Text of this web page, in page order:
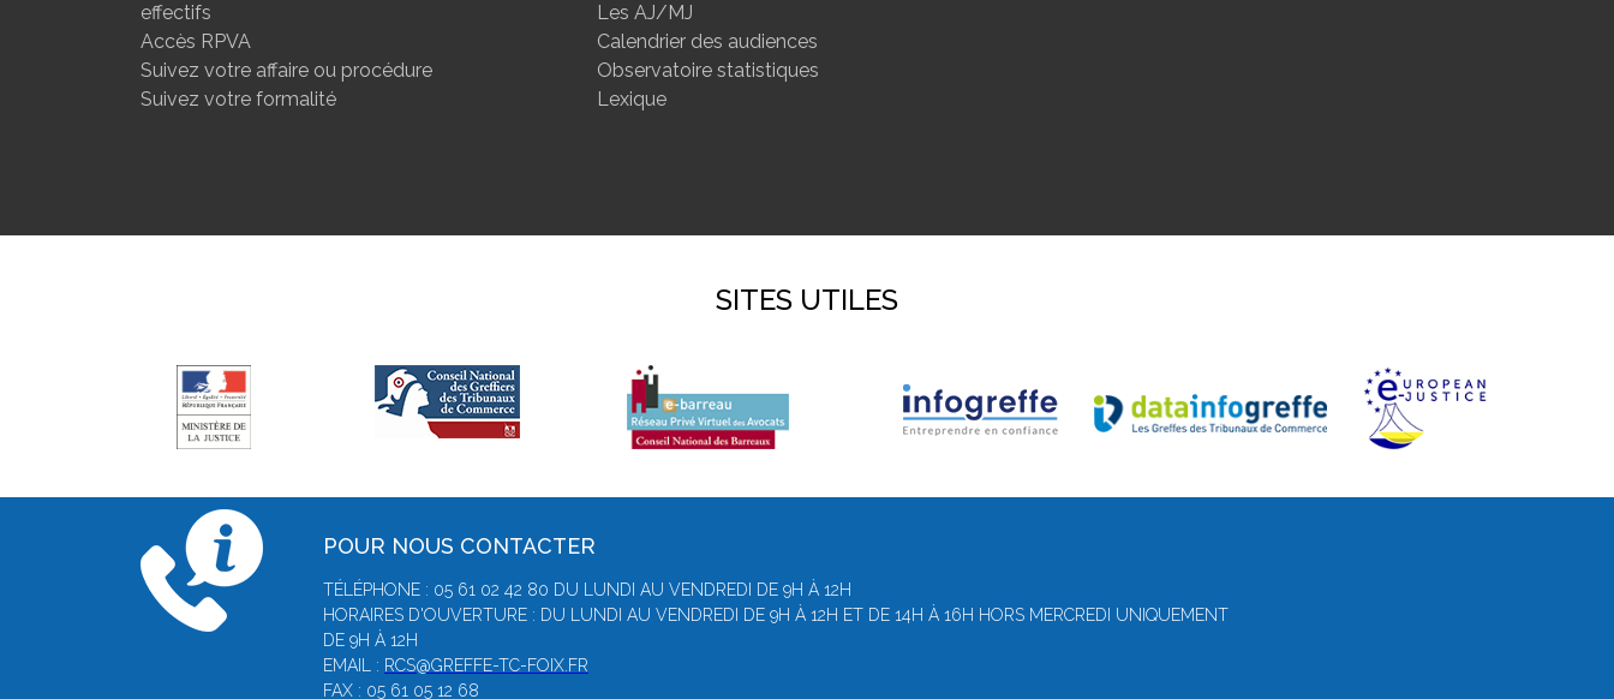
effectifs
Accès RPVA
Suivez votre affaire ou procédure
Suivez votre formalité
Les AJ/MJ
Calendrier des audiences
Observatoire statistiques
Lexique
SITES UTILES
POUR NOUS CONTACTER
TÉLÉPHONE : 05 61 02 42 80 DU LUNDI AU VENDREDI DE 9H À 12H
HORAIRES D'OUVERTURE : DU LUNDI AU VENDREDI DE 9H À 12H ET DE 14H À 16H HORS MERCREDI UNIQUEMENT
DE 9H À 12H
EMAIL : RCS@GREFFE-TC-FOIX.FR
FAX : 05 61 05 12 68